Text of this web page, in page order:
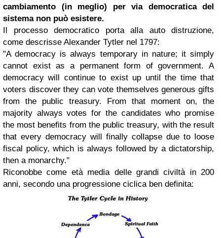
cambiamento (in meglio) per via democratica del
sistema non può esistere.
Il processo democratico porta alla auto distruzione,
come descrisse Alexander Tytler nel 1797:
"A democracy is always temporary in nature; it simply
cannot exist as a permanent form of government. A
democracy will continue to exist up until the time that
voters discover they can vote themselves generous gifts
from the public treasury. From that moment on, the
majority always votes for the candidates who promise
the most benefits from the public treasury, with the result
that every democracy will finally collapse due to loose
fiscal policy, which is always followed by a dictatorship,
then a monarchy."
Riconobbe come età media delle grandi civiltà in 200
anni, secondo una progressione ciclica ben definita: